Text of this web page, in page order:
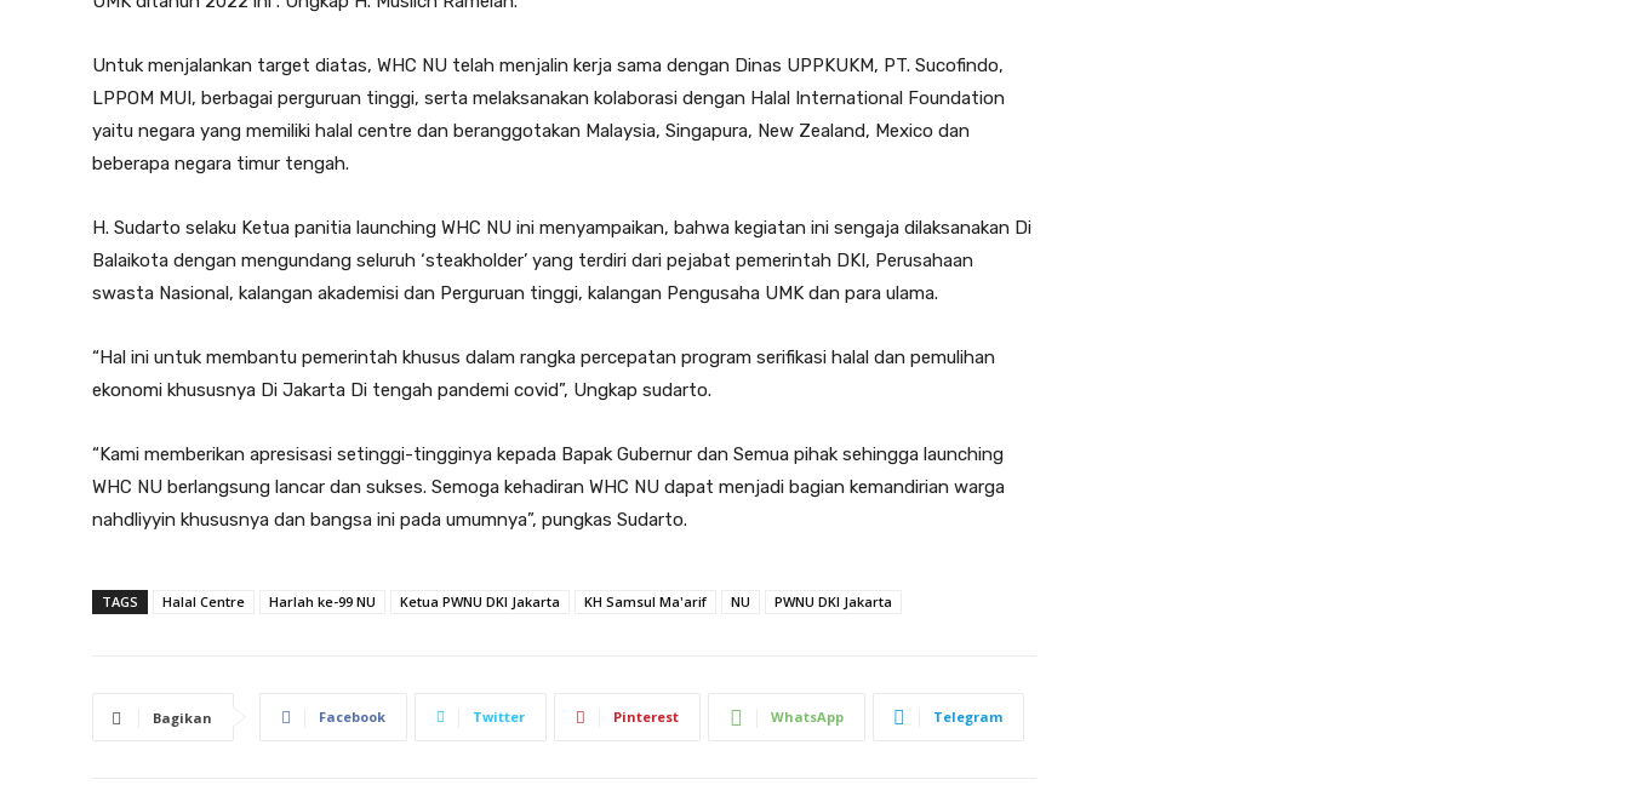
Untuk menjalankan target diatas, WHC NU telah menjalin kerja sama dengan Dinas UPPKUKM, PT. Sucofindo,
LPPOM MUI, berbagai perguruan tinggi, serta melaksanakan kolaborasi dengan Halal International Foundation
yaitu negara yang memiliki halal centre dan beranggotakan Malaysia, Singapura, New Zealand, Mexico dan
beberapa negara timur tengah.
H. Sudarto selaku Ketua panitia launching WHC NU ini menyampaikan, bahwa kegiatan ini sengaja dilaksanakan Di
Balaikota dengan mengundang seluruh ‘steakholder’ yang terdiri dari pejabat pemerintah DKI, Perusahaan
swasta Nasional, kalangan akademisi dan Perguruan tinggi, kalangan Pengusaha UMK dan para ulama.
“Hal ini untuk membantu pemerintah khusus dalam rangka percepatan program serifikasi halal dan pemulihan
ekonomi khususnya Di Jakarta Di tengah pandemi covid”, Ungkap sudarto.
“Kami memberikan apresisasi setinggi-tingginya kepada Bapak Gubernur dan Semua pihak sehingga launching
WHC NU berlangsung lancar dan sukses. Semoga kehadiran WHC NU dapat menjadi bagian kemandirian warga
nahdliyyin khususnya dan bangsa ini pada umumnya”, pungkas Sudarto.
TAGS Halal Centre Harlah ke-99 NU Ketua PWNU DKI Jakarta KH Samsul Ma'arif NU PWNU DKI Jakarta
Bagikan Facebook Twitter Pinterest WhatsApp Telegram